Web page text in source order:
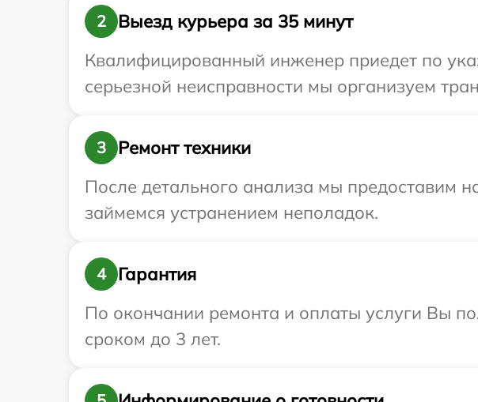
2
Выезд курьера за 35 минут
Квалифицированный инженер приедет по
серьезной неисправности мы организуем
3
Ремонт техники
После детального анализа мы предоставим
займемся устранением неполадок.
4
Гарантия
По окончании ремонта и оплаты услуги Вы
сроком до 3 лет.